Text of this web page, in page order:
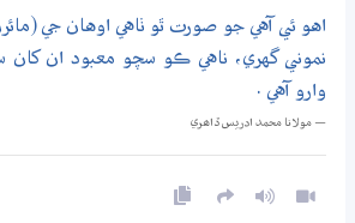
اهو ئي آهي جو صورت ٿو ٺاهي اوهان جي
نموني گهري، ناهي ڪو سچو معبود ان
وارو آهي .
— مولانا محمد ادريس ڏاھري